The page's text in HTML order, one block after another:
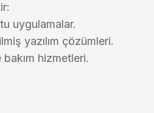
uygulamalar.
yazılım çözümleri.
hizmetleri.